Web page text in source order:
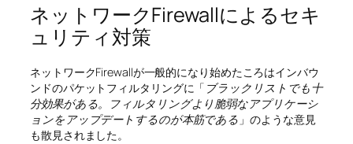
ネットワークFirewallによるセキ
ュリティ対策
ネットワークFirewallが一般的になり始めたころはインバウ
ンドのパケットフィルタリングに「 ブラックリストでも十
分効果がある。フィルタリングより脆弱なアプリケーシ
ョンをアップデートするのが本筋である 」のような意見
も散見されました。